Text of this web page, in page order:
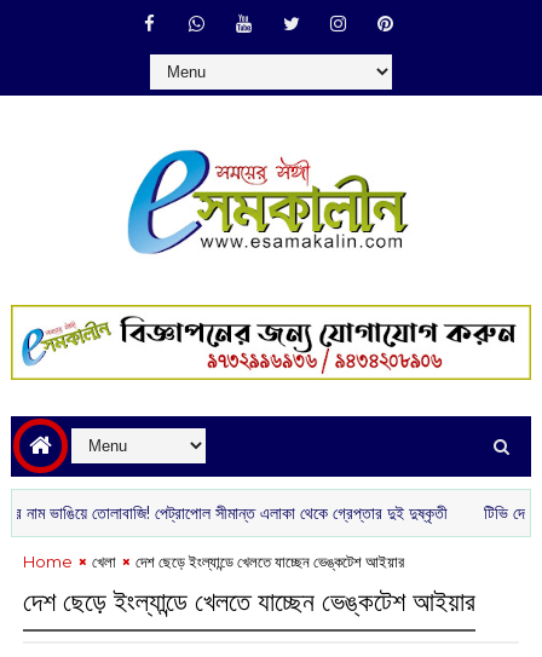
তোলাবাজি! পেট্রাপোল সীমান্ত এলাকা থেকে গ্রেপ্তার দুই দুষ্কৃতী টিভি দেখা নিয়ে
Home খেলা দেশ ছেড়ে ইংল্যান্ডে খেলতে যাচ্ছেন ভেঙ্কটেশ আইয়ার
দেশ ছেড়ে ইংল্যান্ডে খেলতে যাচ্ছেন ভেঙ্কটেশ আইয়ার